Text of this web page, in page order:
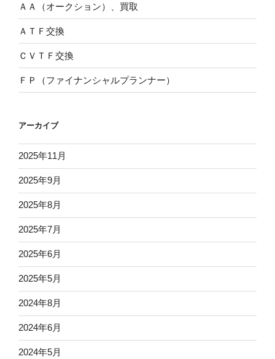
ＡＡ（オークション）、買取
ＡＴＦ交換
ＣＶＴＦ交換
ＦＰ（ファイナンシャルプランナー）
アーカイブ
2025年11月
2025年9月
2025年8月
2025年7月
2025年6月
2025年5月
2024年8月
2024年6月
2024年5月